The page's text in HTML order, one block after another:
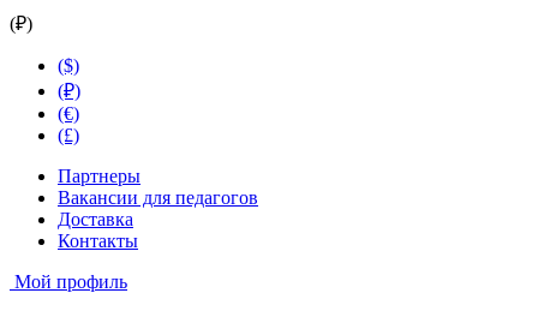
(₽)
($)
(₽)
(€)
(£)
Партнеры
Вакансии для педагогов
Доставка
Контакты
Мой профиль